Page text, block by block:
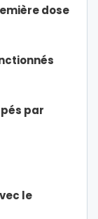
dose
par
le